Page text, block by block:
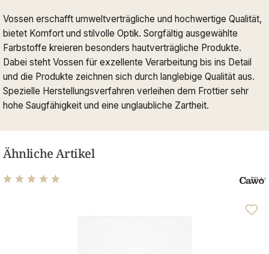
Vossen erschafft umweltverträgliche und hochwertige Qualität,
bietet Komfort und stilvolle Optik. Sorgfältig ausgewählte
Farbstoffe kreieren besonders hautverträgliche Produkte.
Dabei steht Vossen für exzellente Verarbeitung bis ins Detail
und die Produkte zeichnen sich durch langlebige Qualität aus.
Spezielle Herstellungsverfahren verleihen dem Frottier sehr
hohe Saugfähigkeit und eine unglaubliche Zartheit.
Ähnliche Artikel